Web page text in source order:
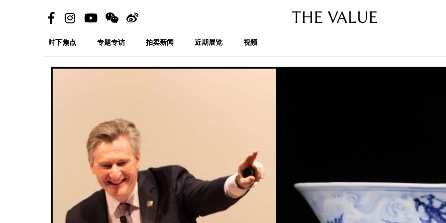
THE VALUE
时下焦点 专题专访 拍卖新闻 近期展览 视频